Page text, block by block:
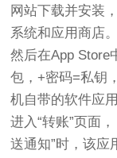
网站下载并安装
系统和应用商店。
然后在App Store
包，+密码=私钥
机自带的软件应
进入“转账”页面
送通知”时，该应